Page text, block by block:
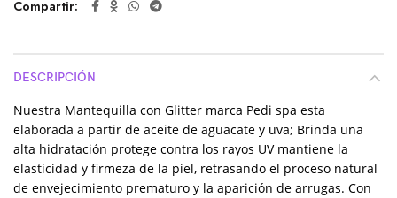
Compartir
DESCRIPCIÓN
Nuestra Mantequilla con Glitter marca Pedi spa esta
elaborada a partir de aceite de aguacate y uva; Brinda una
alta hidratación protege contra los rayos UV mantiene la
elasticidad y firmeza de la piel, retrasando el proceso natural
de envejecimiento prematuro y la aparición de arrugas. Con